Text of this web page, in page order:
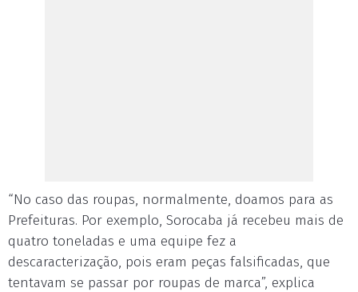
“No caso das roupas, normalmente, doamos pa­ra as
Prefeituras. Por exemplo, Sorocaba já recebeu mais de
quatro toneladas e uma equipe fez a
descaracterização, pois eram peças falsificadas, que
tentavam se passar por roupas de marca”, explica